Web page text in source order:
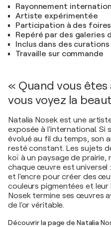
Rayonnement
Artiste expérimentée
Participation à des foires
Repéré par des galeries
Inclus dans des
Travaille sur commande
« Quand vous
vous voyez la
Natalia Nosek est une
exposée à l'international. Si
évolué au fil du temps, son
resté constant. Les sujets
koï à un paysage de prairie,
chaque œuvre est universel :
et l'encre pour créer des
couleurs pigmentées et
Nosek termine ses œuvres
de l'or véritable.
Découvrir la page de Natalia